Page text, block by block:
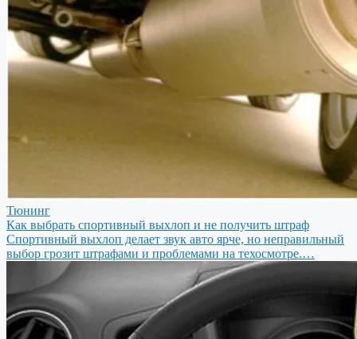
Тюнинг
Как выбрать спортивный выхлоп и не получить штраф
Спортивный выхлоп делает звук авто ярче, но неправильный
выбор грозит штрафами и проблемами на техосмотре.…